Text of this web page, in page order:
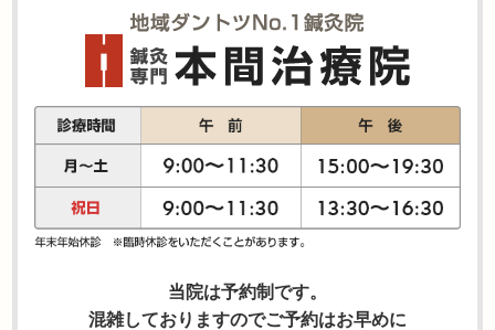
当院は予約制です。
混雑しておりますのでご予約はお早めに